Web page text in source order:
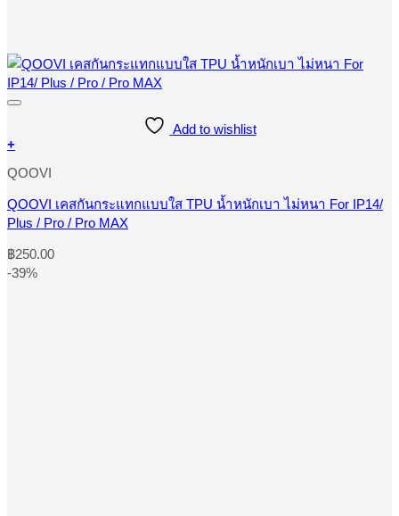
Add to wishlist
+
product
multiple
variants.
The
options
may
be
QOOVI
QOOVI เคสกันกระแทกแบบใส TPU น้ำหนักเบา ไม่หนา For IP14/
Plus / Pro / Pro MAX
฿250.00
-39%